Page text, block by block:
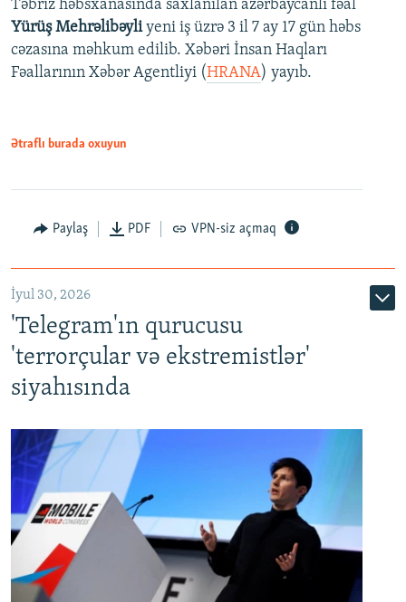
Təbriz həbsxanasında saxlanılan azərbaycanlı fəal
Yürüş Mehrəlibəyliyeni iş üzrə 3 il 7 ay 17 gün həbs
cəzasına məhkum edilib. Xəbəri İnsan Haqları
Fəallarının Xəbər Agentliyi (HRANA) yayıb.
Ətraflı burada oxuyun
Paylaş PDF VPN-siz açmaq
İyul 30, 2026
'Telegram'ın qurucusu
'terrorçular və ekstremistlər'
siyahısında